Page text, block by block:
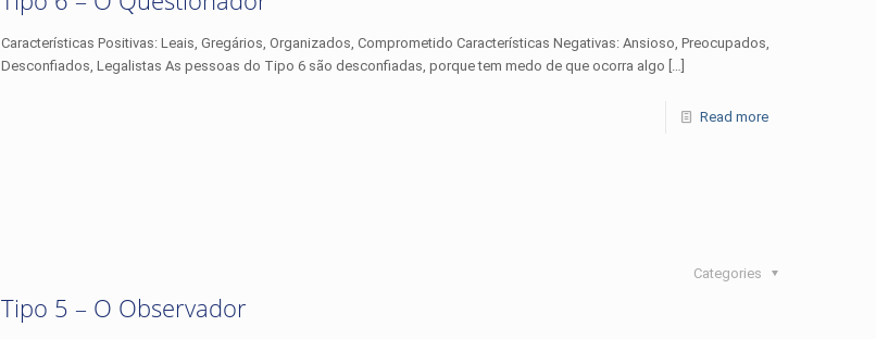
Características Positivas: Leais, Gregários, Organizados, Comprometido Características Negativas: Ansioso, Preocupados,
Desconfiados, Legalistas As pessoas do Tipo 6 são desconfiadas, porque tem medo de que ocorra algo […]
Read more
Categories
Tipo 5 – O Observador